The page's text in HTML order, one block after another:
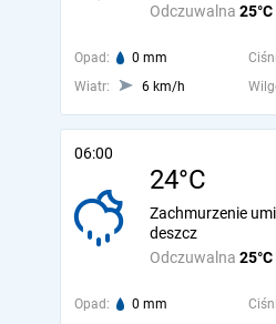
Odczuwalna 25°C
Opad: 0 mm
Wiatr:
6 km/h
06:00
24°C
Odczuwalna 25°C
Zachmurzenie
deszcz
Opad: 0 mm